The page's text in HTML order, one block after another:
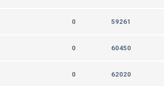
0 59261
0 60450
0 62020